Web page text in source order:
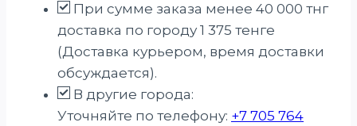
При сумме заказа менее 40 000 тнг
доставка по городу 1 375 тенге
(Доставка курьером, время доставки
обсуждается).
В другие города:
Уточняйте по телефону: +7 705 764